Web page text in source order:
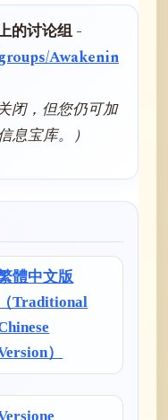
的讨论组 -
Awakenin
闭，但您仍可加
息宝库。）
體中文版
（Traditional
）